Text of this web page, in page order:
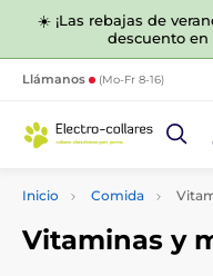
☀️ ¡Las rebajas de
descuento en
Llámanos (Mo-Fr 8-16)
Inicio Comida
Vitaminas y